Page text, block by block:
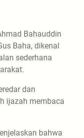
Bahauddin
Baha, dikenal
sederhana
dan
ijazah membaca
bahwa